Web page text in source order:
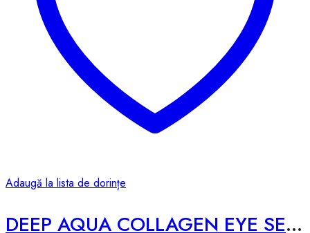
Adaugă la lista de dorințe
DEEP AQUA COLLAGEN EYE SERUM 2X – 30ml